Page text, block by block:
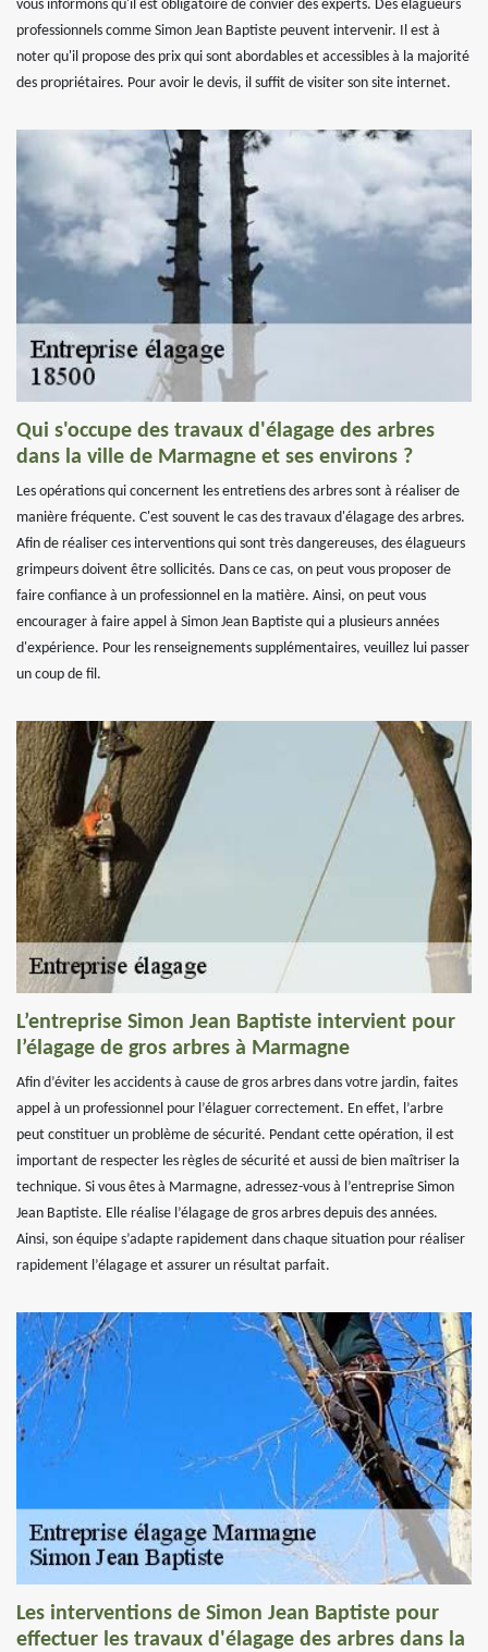
vous informons qu'il est obligatoire de convier des experts. Des élagueurs
professionnels comme Simon Jean Baptiste peuvent intervenir. Il est à
noter qu'il propose des prix qui sont abordables et accessibles à la majorité
des propriétaires. Pour avoir le devis, il suffit de visiter son site internet.
Qui s'occupe des travaux d'élagage des arbres
dans la ville de Marmagne et ses environs ?
Les opérations qui concernent les entretiens des arbres sont à réaliser de
manière fréquente. C'est souvent le cas des travaux d'élagage des arbres.
Afin de réaliser ces interventions qui sont très dangereuses, des élagueurs
grimpeurs doivent être sollicités. Dans ce cas, on peut vous proposer de
faire confiance à un professionnel en la matière. Ainsi, on peut vous
encourager à faire appel à Simon Jean Baptiste qui a plusieurs années
d'expérience. Pour les renseignements supplémentaires, veuillez lui passer
un coup de fil.
L’entreprise Simon Jean Baptiste intervient pour
l’élagage de gros arbres à Marmagne
Afin d’éviter les accidents à cause de gros arbres dans votre jardin, faites
appel à un professionnel pour l’élaguer correctement. En effet, l’arbre
peut constituer un problème de sécurité. Pendant cette opération, il est
important de respecter les règles de sécurité et aussi de bien maîtriser la
technique. Si vous êtes à Marmagne, adressez-vous à l’entreprise Simon
Jean Baptiste. Elle réalise l’élagage de gros arbres depuis des années.
Ainsi, son équipe s’adapte rapidement dans chaque situation pour réaliser
rapidement l’élagage et assurer un résultat parfait.
Les interventions de Simon Jean Baptiste pour
effectuer les travaux d'élagage des arbres dans la